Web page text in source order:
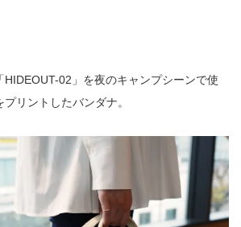
02」を夜のキャンプシーンで使
リントしたバンダナ。